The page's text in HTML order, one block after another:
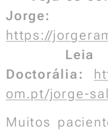
Jorge:
https://
Doctorália:
om.pt/jorge-
Muitos